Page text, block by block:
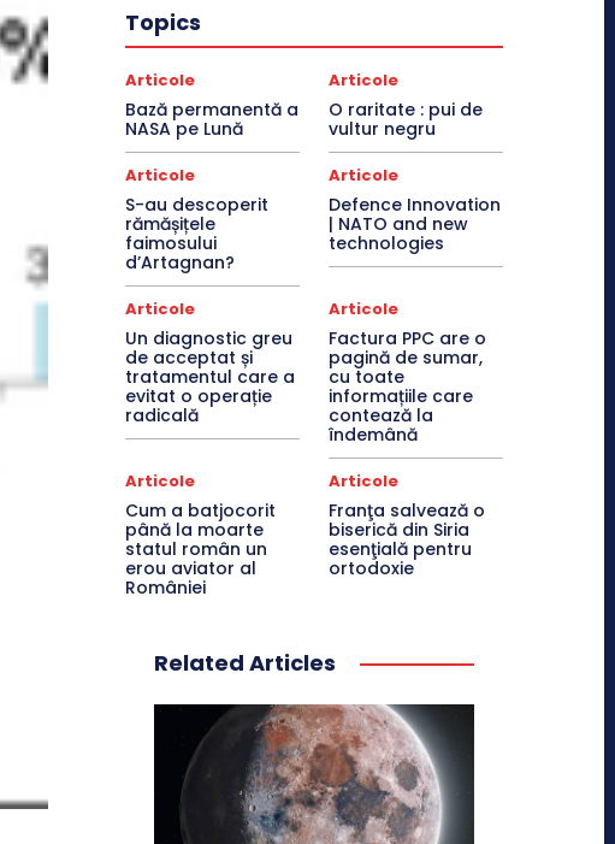
Topics
Articole
Bază permanentă a
NASA pe Lună
Articole
O raritate : pui de
vultur negru
Articole
S-au descoperit
rămășițele
faimosului
d’Artagnan?
Articole
Defence Innovation
| NATO and new
technologies
Articole
Un diagnostic greu
de acceptat și
tratamentul care a
evitat o operație
radicală
Articole
Factura PPC are o
pagină de sumar,
cu toate
informațiile care
contează la
îndemână
Articole
Cum a batjocorit
până la moarte
statul român un
erou aviator al
României
Articole
Franţa salvează o
biserică din Siria
esenţială pentru
ortodoxie
Related Articles